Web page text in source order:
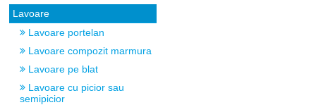
Lavoare
Lavoare portelan
Lavoare compozit marmura
Lavoare pe blat
Lavoare cu picior sau
semipicior